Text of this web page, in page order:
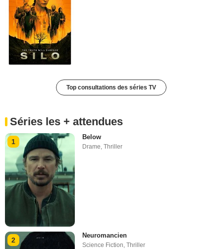
Top consultations des séries TV
Séries les + attendues
1
Below
Drame ,Thriller
2
Neuromancien
Science Fiction,Thriller